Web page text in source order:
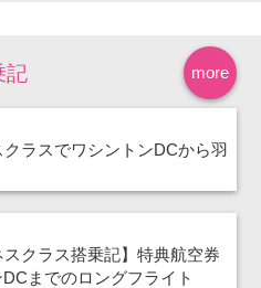
more
記
ラスでワシントンDCから羽
スクラス搭乗記】特典航空券
までのロングフライト